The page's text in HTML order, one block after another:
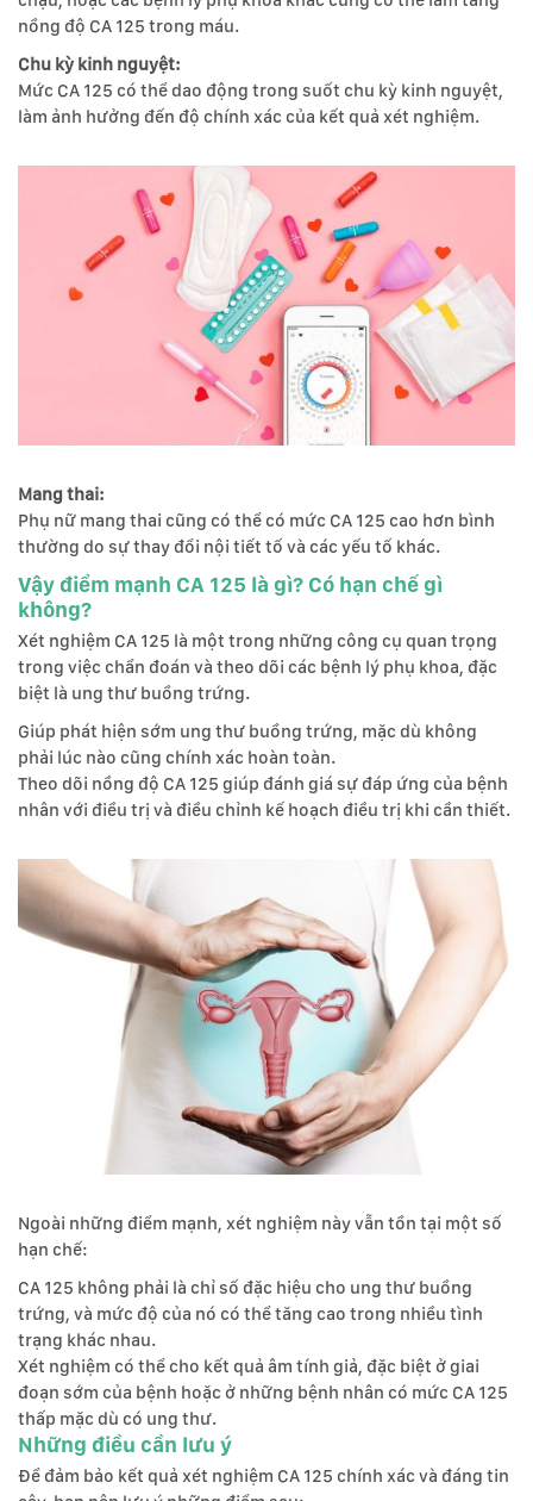
nồng độ CA 125 trong máu.
Chu kỳ kinh nguyệt:
Mức CA 125 có thể dao động trong suốt chu kỳ kinh nguyệt,
làm ảnh hưởng đến độ chính xác của kết quả xét nghiệm.
Mang thai:
Phụ nữ mang thai cũng có thể có mức CA 125 cao hơn bình
thường do sự thay đổi nội tiết tố và các yếu tố khác.
Vậy điểm mạnh CA 125 là gì? Có hạn chế gì
không?
Xét nghiệm CA 125 là một trong những công cụ quan trọng
trong việc chẩn đoán và theo dõi các bệnh lý phụ khoa, đặc
biệt là ung thư buồng trứng.
Giúp phát hiện sớm ung thư buồng trứng, mặc dù không
phải lúc nào cũng chính xác hoàn toàn.
Theo dõi nồng độ CA 125 giúp đánh giá sự đáp ứng của bệnh
nhân với điều trị và điều chỉnh kế hoạch điều trị khi cần thiết.
Ngoài những điểm mạnh, xét nghiệm này vẫn tồn tại một số
hạn chế:
CA 125 không phải là chỉ số đặc hiệu cho ung thư buồng
trứng, và mức độ của nó có thể tăng cao trong nhiều tình
trạng khác nhau.
Xét nghiệm có thể cho kết quả âm tính giả, đặc biệt ở giai
đoạn sớm của bệnh hoặc ở những bệnh nhân có mức CA 125
thấp mặc dù có ung thư.
Những điều cần lưu ý
Để đảm bảo kết quả xét nghiệm CA 125 chính xác và đáng tin